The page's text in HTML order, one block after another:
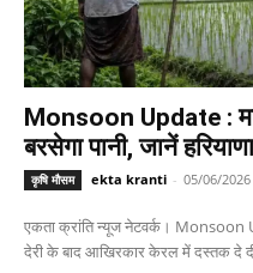
Monsoon Update :
बरसेगा पानी, जानें
कृषि मौसम ekta kranti - 05/06/2026
एकता क्रांति न्यूज नेटवर्क। Monsoon
देरी के बाद आखिरकार केरल में दस्तक दे